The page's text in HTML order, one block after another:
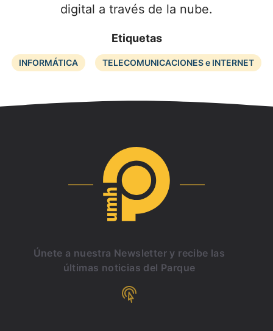
digital a través de la nube.
Etiquetas
INFORMÁTICA TELECOMUNICACIONES e INTERNET
Únete a nuestra Newsletter y recibe las
últimas noticias del Parque